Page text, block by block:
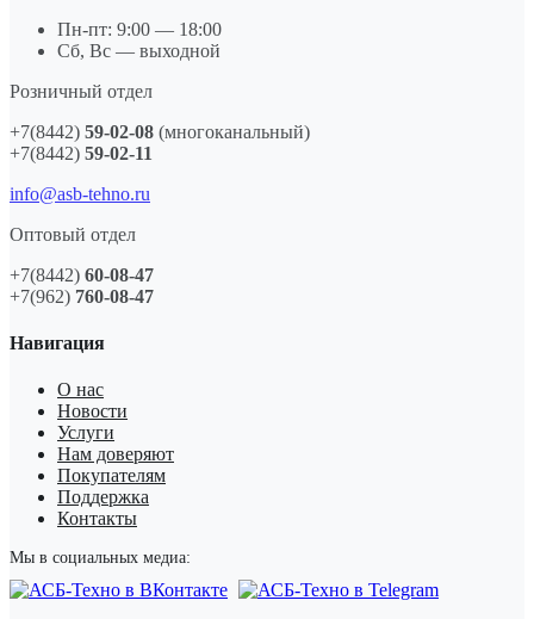
Пн-пт: 9:00 — 18:00
Сб, Вс — выходной
Розничный отдел
+7(8442) 59-02-08 (многоканальный)
+7(8442) 59-02-11
info@asb-tehno.ru
Оптовый отдел
+7(8442) 60-08-47
+7(962) 760-08-47
Навигация
О нас
Новости
Услуги
Нам доверяют
Покупателям
Поддержка
Контакты
Мы в социальных медиа: